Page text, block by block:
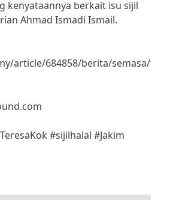
kenyataannya berkait isu sijil
Ahmad Ismadi Ismail.
article/684858/berita/semasa/teresa-
#sijilhalal #Jakim